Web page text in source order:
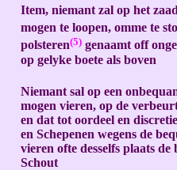
Item, niemant zal op het
mogen te loopen, omme te
polsteren(5) genaamt off
op gelyke boete als boven
Niemant sal op een
mogen vieren, op de
en dat tot oordeel en
en Schepenen wegens de
vieren ofte desselfs plaats de
Schout